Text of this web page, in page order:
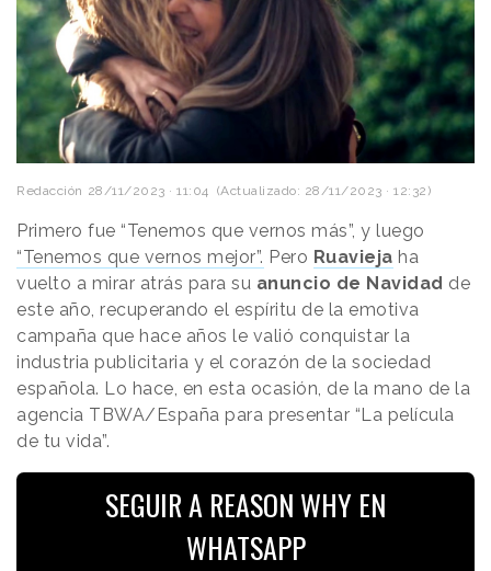
Redacción 28/11/2023 · 11:04 (Actualizado: 28/11/2023 · 12:32)
Primero fue “Tenemos que vernos más”, y luego
“Tenemos que vernos mejor”. Pero Ruavieja ha
vuelto a mirar atrás para su anuncio de Navidad de
este año, recuperando el espíritu de la emotiva
campaña que hace años le valió conquistar la
industria publicitaria y el corazón de la sociedad
española. Lo hace, en esta ocasión, de la mano de la
agencia TBWA/España para presentar “La película
de tu vida”.
SEGUIR A REASON WHY EN
WHATSAPP